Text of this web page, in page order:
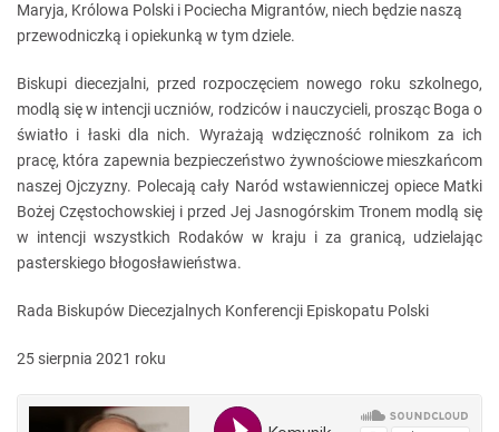
Maryja, Królowa Polski i Pociecha Migrantów, niech będzie naszą
przewodniczką i opiekunką w tym dziele.
Biskupi diecezjalni, przed rozpoczęciem nowego roku szkolnego,
modlą się w intencji uczniów, rodziców i nauczycieli, prosząc Boga o
światło i łaski dla nich. Wyrażają wdzięczność rolnikom za ich
pracę, która zapewnia bezpieczeństwo żywnościowe mieszkańcom
naszej Ojczyzny. Polecają cały Naród wstawienniczej opiece Matki
Bożej Częstochowskiej i przed Jej Jasnogórskim Tronem modlą się
w intencji wszystkich Rodaków w kraju i za granicą, udzielając
pasterskiego błogosławieństwa.
Rada Biskupów Diecezjalnych Konferencji Episkopatu Polski
25 sierpnia 2021 roku